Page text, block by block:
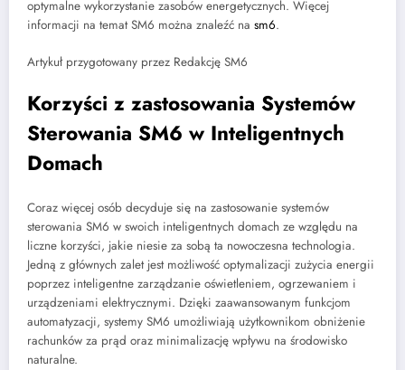
optymalne wykorzystanie zasobów energetycznych. Więcej
informacji na temat SM6 można znaleźć na sm6.
Artykuł przygotowany przez Redakcję SM6
Korzyści z zastosowania Systemów
Sterowania SM6 w Inteligentnych
Domach
Coraz więcej osób decyduje się na zastosowanie systemów
sterowania SM6 w swoich inteligentnych domach ze względu na
liczne korzyści, jakie niesie za sobą ta nowoczesna technologia.
Jedną z głównych zalet jest możliwość optymalizacji zużycia energii
poprzez inteligentne zarządzanie oświetleniem, ogrzewaniem i
urządzeniami elektrycznymi. Dzięki zaawansowanym funkcjom
automatyzacji, systemy SM6 umożliwiają użytkownikom obniżenie
rachunków za prąd oraz minimalizację wpływu na środowisko
naturalne.